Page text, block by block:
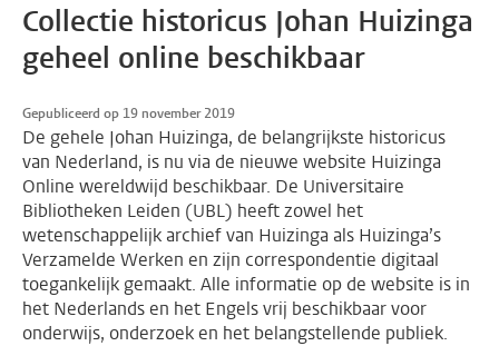
Collectie historicus Johan Huizinga
geheel online beschikbaar
Gepubliceerd op 19 november 2019
De gehele Johan Huizinga, de belangrijkste historicus
van Nederland, is nu via de nieuwe website Huizinga
Online wereldwijd beschikbaar. De Universitaire
Bibliotheken Leiden (UBL) heeft zowel het
wetenschappelijk archief van Huizinga als Huizinga’s
Verzamelde Werken en zijn correspondentie digitaal
toegankelijk gemaakt. Alle informatie op de website is in
het Nederlands en het Engels vrij beschikbaar voor
onderwijs, onderzoek en het belangstellende publiek.